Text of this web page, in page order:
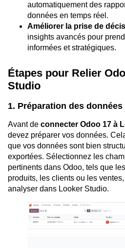
automatiquement des
données en temps réel.
Améliorer la prise de
insights avancés pour
informées et stratégiques.
Étapes pour Relier
Studio
1. Préparation des
Avant de connecter Odoo 17 à
devez préparer vos données.
que vos données sont bien
exportées. Sélectionnez les
pertinents dans Odoo, tels que
produits, les clients ou les
analyser dans Looker Studio.